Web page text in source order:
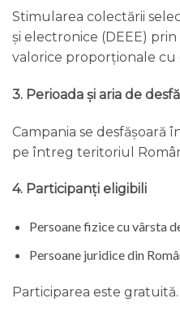
Stimularea colectării
și electronice (DEEE)
valorice proporționale cu
3. Perioada și aria de
Campania se desfășoară
pe întreg teritoriul
4. Participanți eligibili
Persoane fizice cu vârsta
Persoane juridice din
Participarea este gratuită.